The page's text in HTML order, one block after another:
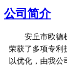
公司简介
安丘市欧德机
荣获了多项专利
以优化，由我公